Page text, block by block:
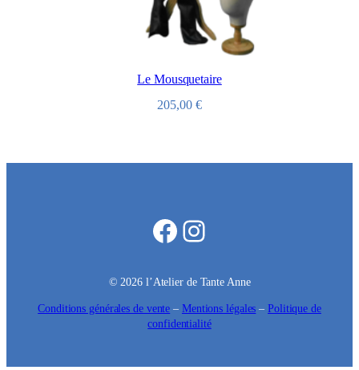
Le Mousquetaire
205,00 €
Facebook
Instagram
© 2026 l’Atelier de Tante Anne
Conditions générales de vente – Mentions légales –Politique de
confidentialité